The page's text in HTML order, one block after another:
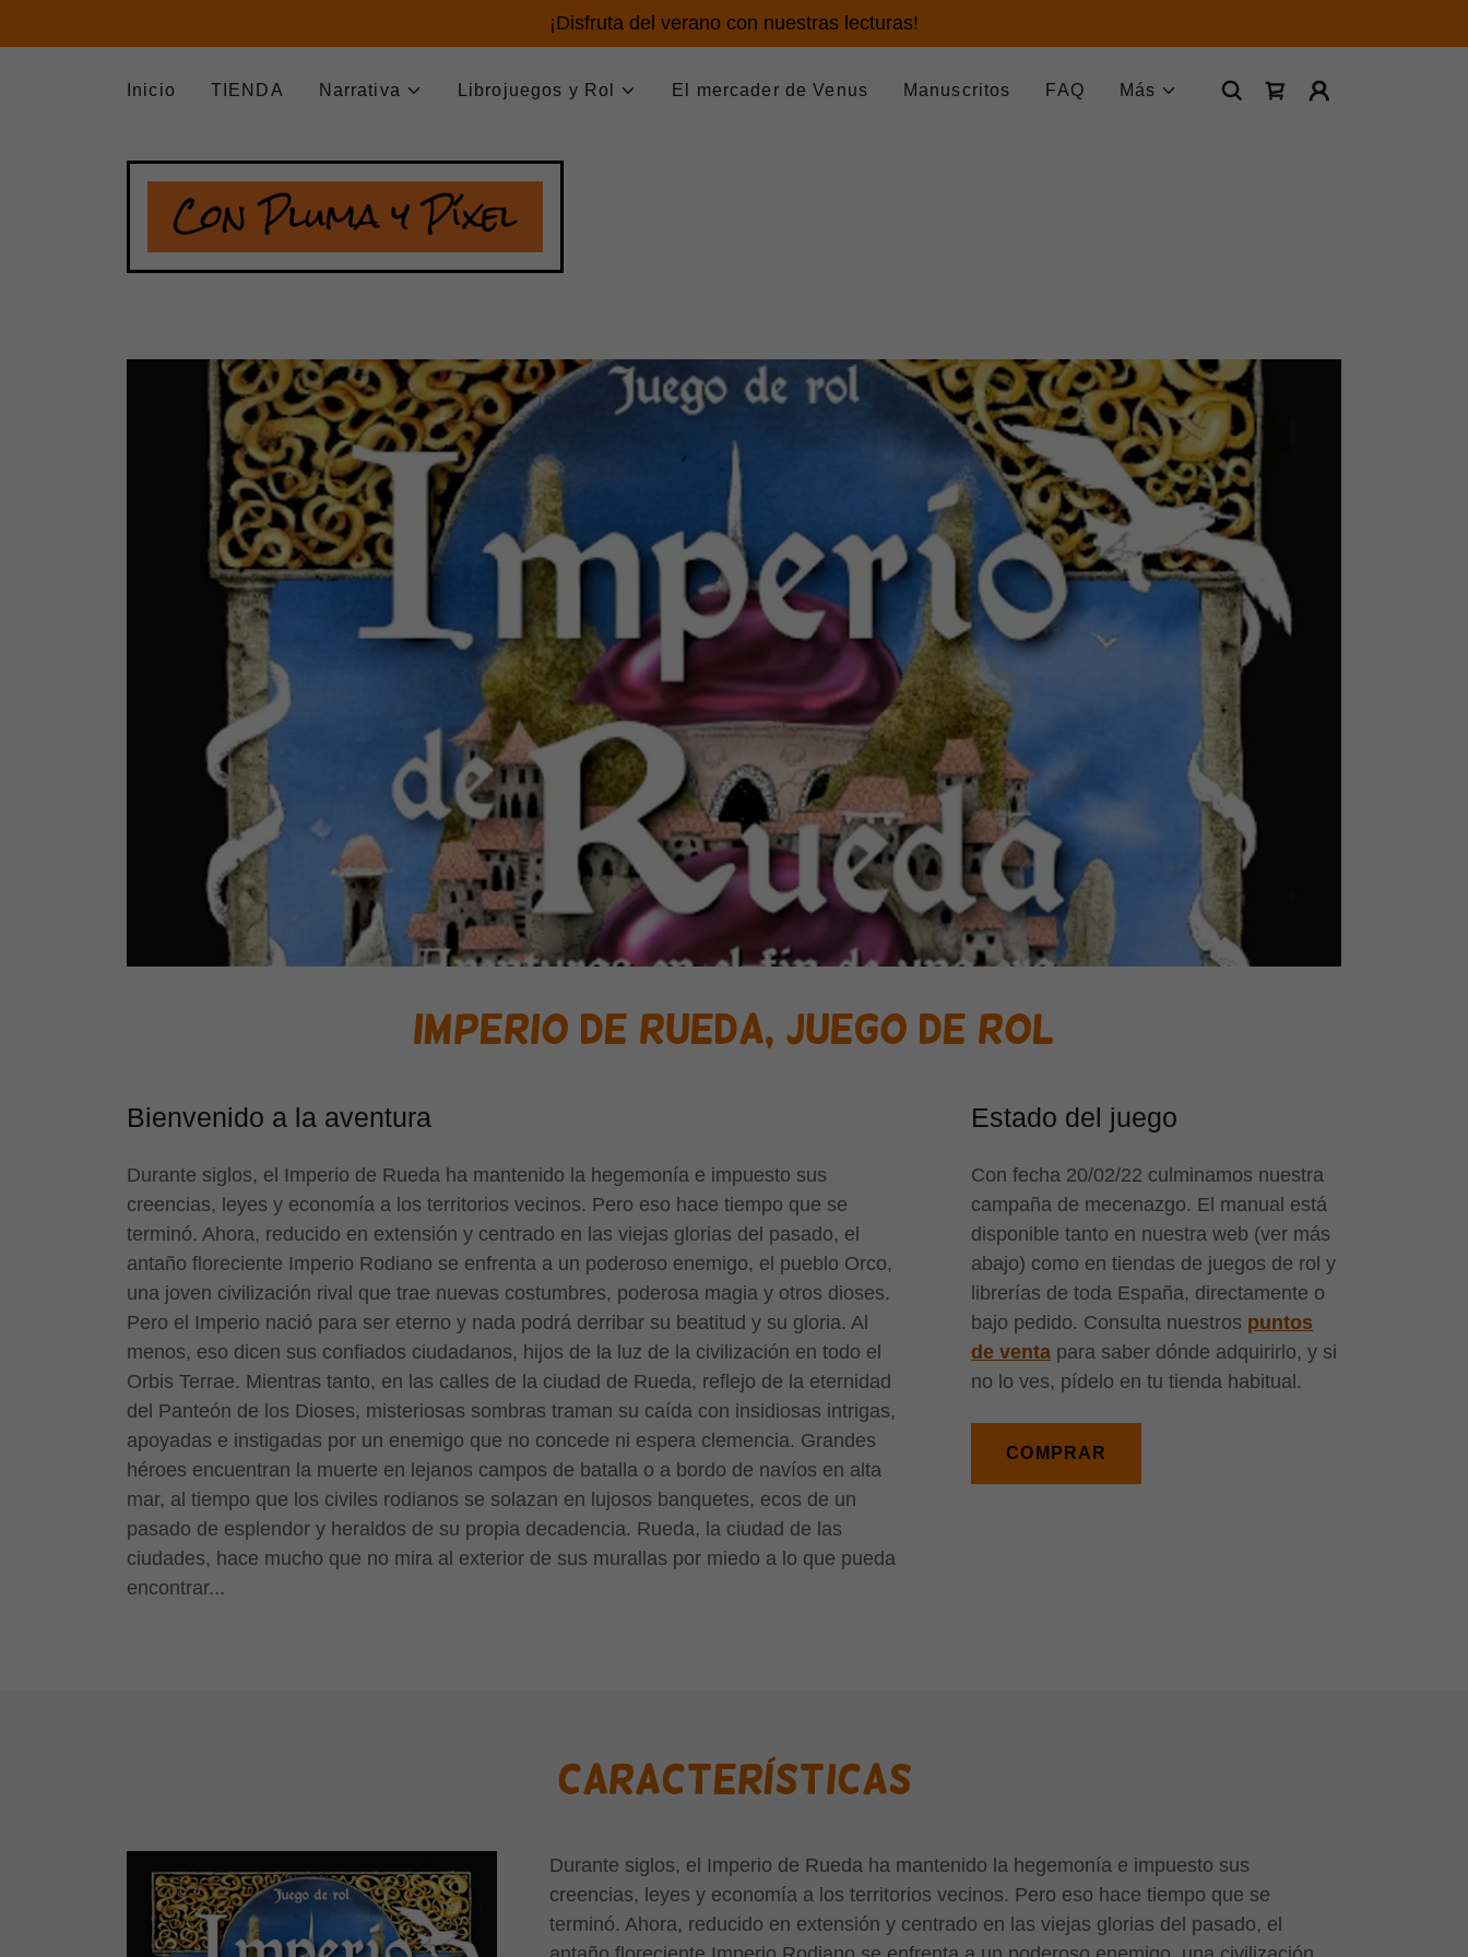
¡Disfruta del verano con nuestras lecturas!
Inicio TIENDA Narrativa Librojuegos y Rol El mercader de Venus Manuscritos FAQ Más
IMPERIO DE RUEDA, JUEGO DE ROL
Bienvenido a la aventura
Durante siglos, el Imperio de Rueda ha mantenido la hegemonía e impuesto sus
creencias, leyes y economía a los territorios vecinos. Pero eso hace tiempo que se
terminó. Ahora, reducido en extensión y centrado en las viejas glorias del pasado, el
antaño floreciente Imperio Rodiano se enfrenta a un poderoso enemigo, el pueblo Orco,
una joven civilización rival que trae nuevas costumbres, poderosa magia y otros dioses.
Pero el Imperio nació para ser eterno y nada podrá derribar su beatitud y su gloria. Al
menos, eso dicen sus confiados ciudadanos, hijos de la luz de la civilización en todo el
Orbis Terrae. Mientras tanto, en las calles de la ciudad de Rueda, reflejo de la eternidad
del Panteón de los Dioses, misteriosas sombras traman su caída con insidiosas intrigas,
apoyadas e instigadas por un enemigo que no concede ni espera clemencia. Grandes
héroes encuentran la muerte en lejanos campos de batalla o a bordo de navíos en alta
mar, al tiempo que los civiles rodianos se solazan en lujosos banquetes, ecos de un
pasado de esplendor y heraldos de su propia decadencia. Rueda, la ciudad de las
ciudades, hace mucho que no mira al exterior de sus murallas por miedo a lo que pueda
encontrar...
Estado del juego
Con fecha 20/02/22 culminamos nuestra
campaña de mecenazgo. El manual está
disponible tanto en nuestra web (ver más
abajo) como en tiendas de juegos de rol y
librerías de toda España, directamente o
bajo pedido. Consulta nuestros puntos
de venta para saber dónde adquirirlo, y si
no lo ves, pídelo en tu tienda habitual.
COMPRAR
Características
Durante siglos, el Imperio de Rueda ha mantenido la hegemonía e impuesto sus
creencias, leyes y economía a los territorios vecinos. Pero eso hace tiempo que se
terminó. Ahora, reducido en extensión y centrado en las viejas glorias del pasado, el